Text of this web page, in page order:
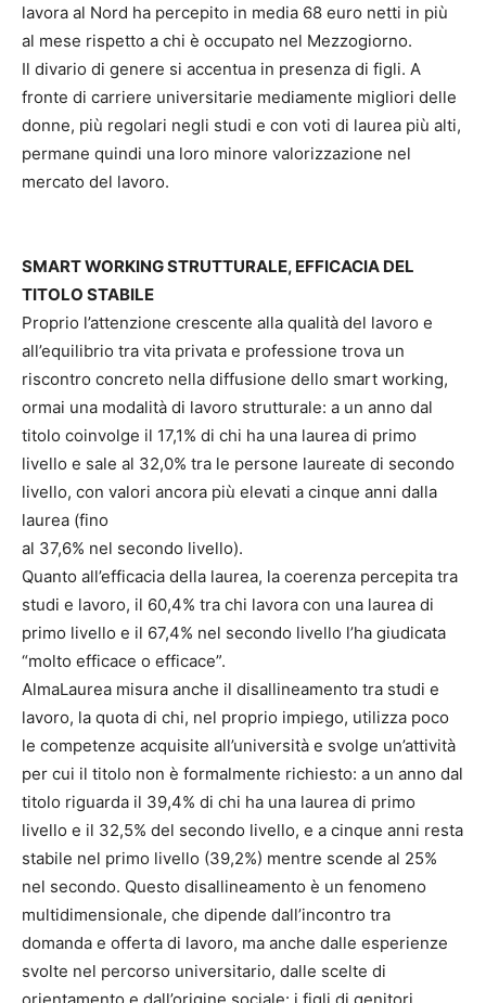
lavora al Nord ha percepito in media 68 euro netti in più
al mese rispetto a chi è occupato nel Mezzogiorno.
Il divario di genere si accentua in presenza di figli. A
fronte di carriere universitarie mediamente migliori delle
donne, più regolari negli studi e con voti di laurea più alti,
permane quindi una loro minore valorizzazione nel
mercato del lavoro.
SMART WORKING STRUTTURALE, EFFICACIA DEL
TITOLO STABILE
Proprio l’attenzione crescente alla qualità del lavoro e
all’equilibrio tra vita privata e professione trova un
riscontro concreto nella diffusione dello smart working,
ormai una modalità di lavoro strutturale: a un anno dal
titolo coinvolge il 17,1% di chi ha una laurea di primo
livello e sale al 32,0% tra le persone laureate di secondo
livello, con valori ancora più elevati a cinque anni dalla
laurea (fino
al 37,6% nel secondo livello).
Quanto all’efficacia della laurea, la coerenza percepita tra
studi e lavoro, il 60,4% tra chi lavora con una laurea di
primo livello e il 67,4% nel secondo livello l’ha giudicata
“molto efficace o efficace”.
AlmaLaurea misura anche il disallineamento tra studi e
lavoro, la quota di chi, nel proprio impiego, utilizza poco
le competenze acquisite all’università e svolge un’attività
per cui il titolo non è formalmente richiesto: a un anno dal
titolo riguarda il 39,4% di chi ha una laurea di primo
livello e il 32,5% del secondo livello, e a cinque anni resta
stabile nel primo livello (39,2%) mentre scende al 25%
nel secondo. Questo disallineamento è un fenomeno
multidimensionale, che dipende dall’incontro tra
domanda e offerta di lavoro, ma anche dalle esperienze
svolte nel percorso universitario, dalle scelte di